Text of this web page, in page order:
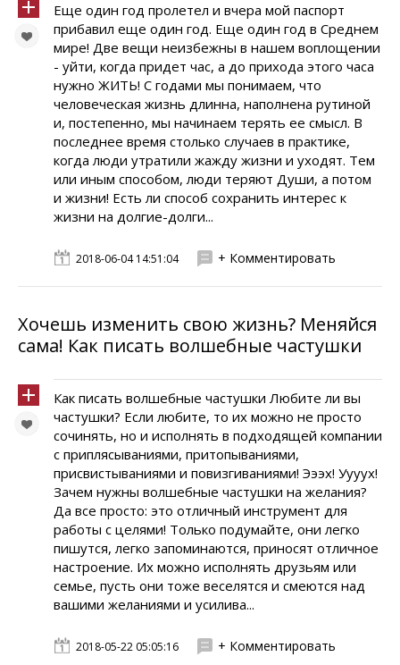
Еще один год пролетел и вчера мой паспорт
прибавил еще один год. Еще один год в Среднем
мире! Две вещи неизбежны в нашем воплощении
- уйти, когда придет час, а до прихода этого часа
нужно ЖИТЬ! С годами мы понимаем, что
человеческая жизнь длинна, наполнена рутиной
и, постепенно, мы начинаем терять ее смысл. В
последнее время столько случаев в практике,
когда люди утратили жажду жизни и уходят. Тем
или иным способом, люди теряют Души, а потом
и жизни! Есть ли способ сохранить интерес к
жизни на долгие-долги...
2018-06-04 14:51:04 + Комментировать
Хочешь изменить свою жизнь? Меняйся
сама! Как писать волшебные частушки
Как писать волшебные частушки Любите ли вы
частушки? Если любите, то их можно не просто
сочинять, но и исполнять в подходящей компании
с приплясываниями, притопываниями,
присвистываниями и повизгиваниями! Эээх! Уууух!
Зачем нужны волшебные частушки на желания?
Да все просто: это отличный инструмент для
работы с целями! Только подумайте, они легко
пишутся, легко запоминаются, приносят отличное
настроение. Их можно исполнять друзьям или
семье, пусть они тоже веселятся и смеются над
вашими желаниями и усилива...
2018-05-22 05:05:16 + Комментировать